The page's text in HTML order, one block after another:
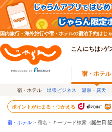
国内旅行・海外旅行や宿・ホテルの宿泊予約は
こんにちは♪ゲ
宿・ホテル
宿・ホテル 出張ビジネス 温泉・露天
ポイントがたまる・つかえる
宿・ホテル > 宿名・キーワード検索（誕生日